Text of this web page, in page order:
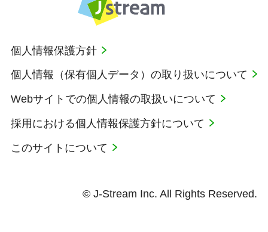
個人情報保護方針
個人情報（保有個人データ）の取り扱いについて
Webサイトでの個人情報の取扱いについて
採用における個人情報保護方針について
このサイトについて
© J-Stream Inc. All Rights Reserved.